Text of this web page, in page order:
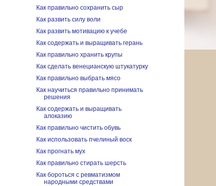
Как правильно сохранить сыр
Как развить силу воли
Как развить мотивацию к учебе
Как содержать и выращивать герань
Как правильно хранить крупы
Как сделать венецианскую штукатурку
Как правильно выбрать мясо
Как научиться правильно принимать
решения
Как содержать и выращивать
алоказию
Как правильно чистить обувь
Как использовать пчелиный воск
Как прогнать мух
Как правильно стирать шерсть
Как бороться с ревматизмом
народными средствами